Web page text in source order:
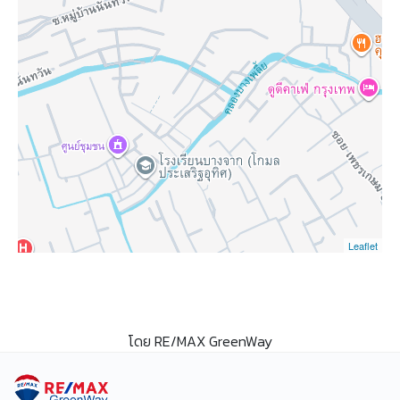
Leaflet
โดย RE/MAX GreenWay